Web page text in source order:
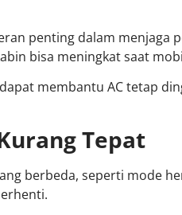
penting dalam menjaga
bisa meningkat saat
membantu AC tetap
Tepat
berbeda, seperti mode